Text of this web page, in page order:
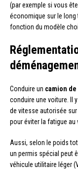
(par exemple si vous
économique sur le long
fonction du modèle
Conduire un camion
conduire une voiture. Il
de vitesse autorisée
pour éviter la fatigue au
Aussi, selon le poids
un permis spécial peut
véhicule utilitaire léger